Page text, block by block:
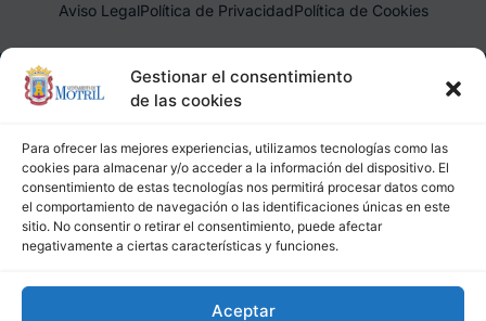
Gestionar el consentimiento
de las cookies
Para ofrecer las mejores experiencias, utilizamos tecnologías como las
cookies para almacenar y/o acceder a la información del dispositivo. El
consentimiento de estas tecnologías nos permitirá procesar datos como
el comportamiento de navegación o las identificaciones únicas en este
sitio. No consentir o retirar el consentimiento, puede afectar
negativamente a ciertas características y funciones.
Aceptar
Aviso LegalPolítica de PrivacidadPolítica de Cookies
Ayuntamiento de Motril, Plaza de España, 1, 18600, Motril,
(Granada), CIF: P1814200J, DIR3: L01181400